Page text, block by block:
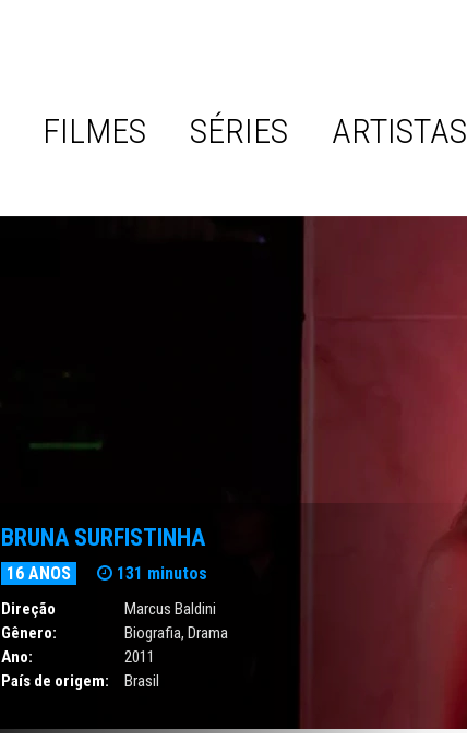
FILMES SÉRIES ARTISTAS
BRUNA SURFISTINHA
16 ANOS 131 minutos
Direção
Marcus Baldini
Gênero:
Biografia,Drama
Ano:
2011
País de origem:
Brasil